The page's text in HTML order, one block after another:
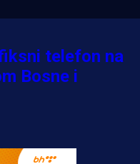
telefon na
Bosne i